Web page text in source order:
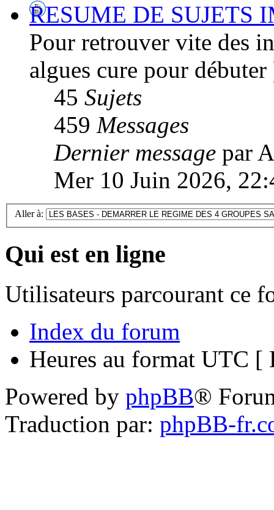
RESUME DE SUJETS
Pour retrouver vite des
algues cure pour débuter
45 Sujets
459 Messages
Dernier message par
Mer 10 Juin 2026,
Aller à:
Qui est en ligne
Utilisateurs parcourant ce
Index du forum
Heures au format UTC [
Powered by phpBB®
Traduction par: phpBB-